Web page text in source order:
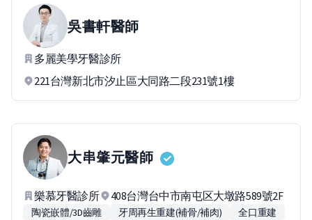
吳書軒醫師
多麗美學牙醫診所
221台灣新北市汐止區大同路二段231號1樓
大串肇元醫師
樂慕牙醫診所 408台灣台中市南屯区大墩路589號2F
陶瓷嵌體/3D齒雕 牙周再生重建(補骨/補肉) 全口重建